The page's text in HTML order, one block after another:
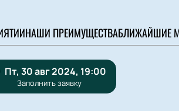
НАШИ ПРЕИМУЩЕСТВАБЛИЖАЙШИЕ